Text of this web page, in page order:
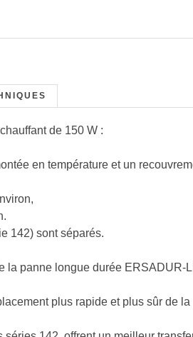
de 150 W :
en température et un
142) sont séparés.
la panne longue durée ERSADUR-
plus rapide et plus sûr de